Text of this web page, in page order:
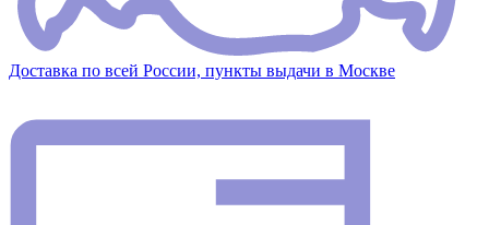
Доставка по всей России, пункты выдачи в Москве